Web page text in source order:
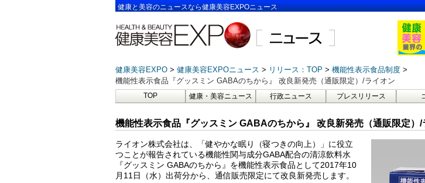
健康と美容のニュースなら健康美容EXPOニュース
健康美容EXPO 健康美容EXPOニュース リリース：TOP
機能性表示食品制度
機能性表示食品『グッスミン GABAのちから』 改良新発売（通販限定）/ライオン
TOP 健康・美容ニュース 行政ニュース プレスリリース
機能性表示食品『グッスミン GABAのちから』 改良新発売（通販限定）/
ライオン株式会社は、「健やかな眠り（寝つきの向上）」に役立
つことが報告されている機能性関与成分GABA配合の清涼飲料水
『グッスミン GABAのちから』を機能性表示食品として2017年10
月11日（水）出荷分から、通信販売限定にて改良新発売します。